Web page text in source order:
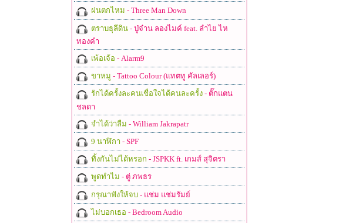
ฝนตกไหม - Three Man Down
ตราบธุลีดิน- ปู่จ๋าน ลองไมค์ feat. ลำไย ไห
ทองคำ
เพ้อเจ้อ - Alarm9
ขาหมู - Tattoo Colour (แทตทู คัลเลอร์)
รักได้ครั้งละคนเชื่อใจได้คนละครั้ง- ตั๊กแตน
ชลดา
จำได้ว่าลืม - William Jakrapatr
9 นาฬิกา - SPF
ทิ้งกันไม่ได้หรอก - JSPKK ft. เกมส์ สุจิตรา
พูดทำไม - ตู่ ภพธร
กรุณาฟังให้จบ- แช่ม แช่มรัมย์
ไม่บอกเธอ - Bedroom Audio